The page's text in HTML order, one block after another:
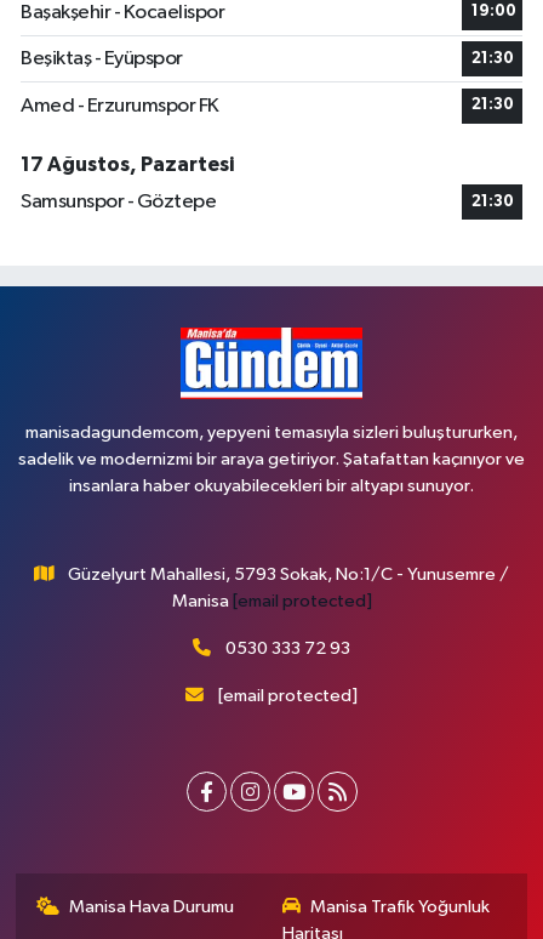
Başakşehir - Kocaelispor
19:00
Beşiktaş - Eyüpspor 21:30
Amed - Erzurumspor FK 21:30
17 Ağustos, Pazartesi
Samsunspor - Göztepe
21:30
manisadagundemcom, yepyeni temasıyla sizleri buluştururken,
sadelik ve modernizmi bir araya getiriyor. Şatafattan kaçınıyor ve
insanlara haber okuyabilecekleri bir altyapı sunuyor.
Güzelyurt Mahallesi, 5793 Sokak, No:1/C - Yunusemre /
Manisa [email protected]
0530 333 72 93
[email protected]
Manisa Hava Durumu
Manisa Trafik Yoğunluk
Haritası